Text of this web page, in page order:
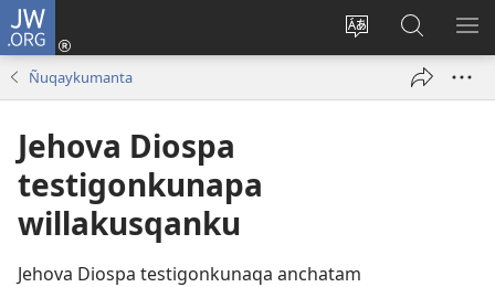
JW.ORG
Rimaynikita
cambianapaq
Qallarinaykipaq
(abre
JW.ORG
nisqapi
Ñuqaykumanta
Jehova Diospa
testigonkunapa
willakusqanku
Jehova Diospa testigonkunaqa anchatam